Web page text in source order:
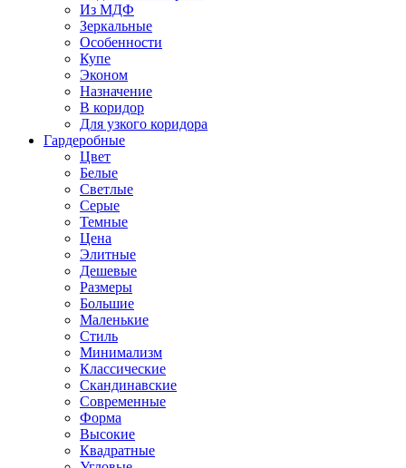
Из МДФ
Зеркальные
Особенности
Купе
Эконом
Назначение
В коридор
Для узкого коридора
Гардеробные
Цвет
Белые
Светлые
Серые
Темные
Цена
Элитные
Дешевые
Размеры
Большие
Маленькие
Стиль
Минимализм
Классические
Скандинавские
Современные
Форма
Высокие
Квадратные